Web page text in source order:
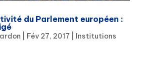
du Parlement européen :
Fév 27, 2017
Institutions